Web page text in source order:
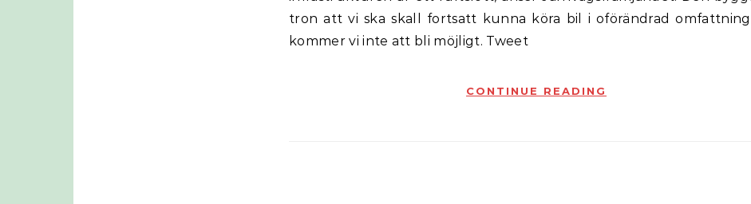
tron att vi ska skall fortsatt kunna köra bil i oförändrad
kommer vi inte att bli möjligt. Tweet
CONTINUE READING